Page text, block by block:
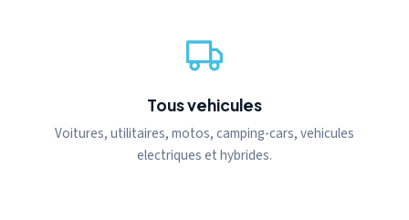
Tous vehicules
Voitures, utilitaires, motos, camping-cars, vehicules
electriques et hybrides.